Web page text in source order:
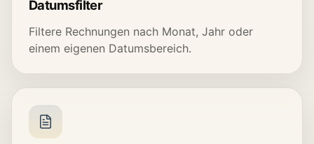
Datumsfilter
Filtere Rechnungen nach Monat, Jahr oder
einem eigenen Datumsbereich.